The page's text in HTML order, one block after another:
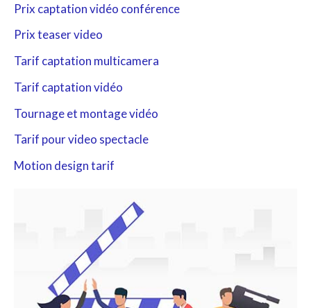
r
c
h
e
r
Prix captation vidéo conférence
Prix teaser video
Tarif captation multicamera
Tarif captation vidéo
Tournage et montage vidéo
Tarif pour video spectacle
Motion design tarif